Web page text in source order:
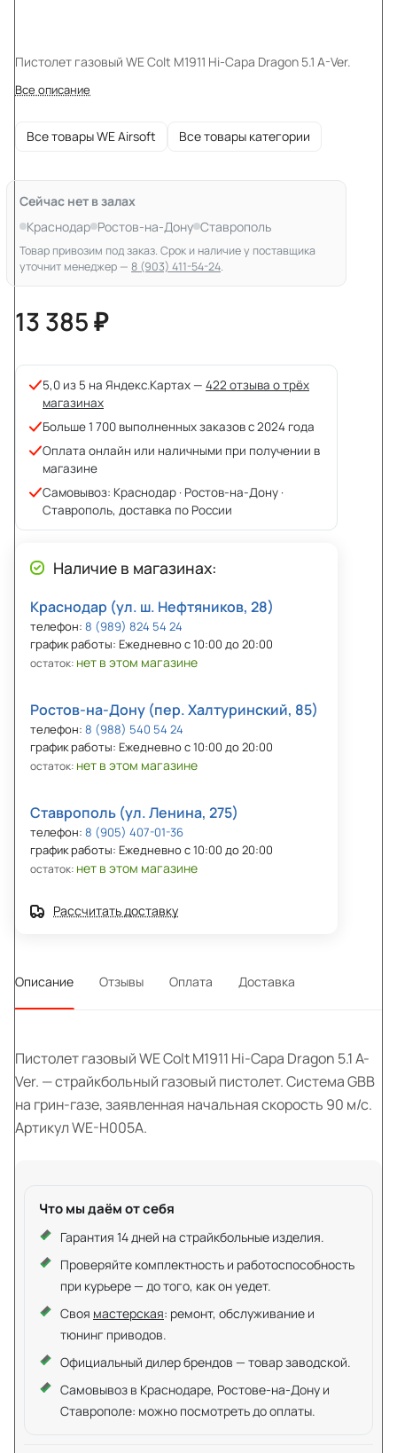
Пистолет газовый WE Colt M1911 Hi-Capa Dragon 5.1 A-Ver.
Все описание
Все товары WE Airsoft Все товары категории
Сейчас нет в залах
Краснодар Ростов-на-Дону Ставрополь
Товар привозим под заказ. Срок и наличие у поставщика
уточнит менеджер — 8 (903) 411-54-24.
13 385 ₽
5,0 из 5 на Яндекс.Картах — 422 отзыва о трёх
магазинах
Больше 1 700 выполненных заказов с 2024 года
Оплата онлайн или наличными при получении в
магазине
Самовывоз: Краснодар · Ростов-на-Дону ·
Ставрополь, доставка по России
Наличие в магазинах:
Краснодар (ул. ш. Нефтяников, 28)
телефон: 8 (989) 824 54 24
график работы: Ежедневно с 10:00 до 20:00
остаток: нет в этом магазине
Ростов-на-Дону (пер. Халтуринский, 85)
телефон: 8 (988) 540 54 24
график работы: Ежедневно с 10:00 до 20:00
остаток: нет в этом магазине
Ставрополь (ул. Ленина, 275)
телефон: 8 (905) 407-01-36
график работы: Ежедневно с 10:00 до 20:00
остаток: нет в этом магазине
Рассчитать доставку
Описание Отзывы Оплата Доставка
Пистолет газовый WE Colt M1911 Hi-Capa Dragon 5.1 A-
Ver. — страйкбольный газовый пистолет. Система GBB
на грин-газе, заявленная начальная скорость 90 м/с.
Артикул WE-H005A.
Что мы даём от себя
Гарантия 14 дней на страйкбольные изделия.
Проверяйте комплектность и работоспособность
при курьере — до того, как он уедет.
Своя мастерская: ремонт, обслуживание и
тюнинг приводов.
Официальный дилер брендов — товар заводской.
Самовывоз в Краснодаре, Ростове-на-Дону и
Ставрополе: можно посмотреть до оплаты.